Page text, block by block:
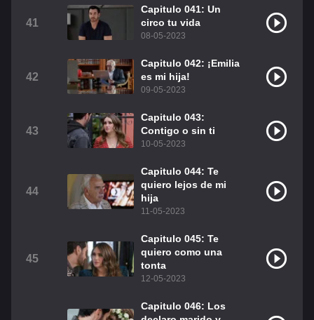
41
Capitulo 041: Un
circo tu vida
08-05-2023
42
Capitulo 042: ¡Emilia
es mi hija!
09-05-2023
43
Capitulo 043:
Contigo o sin ti
10-05-2023
44
Capitulo 044: Te
quiero lejos de mi
hija
11-05-2023
45
Capitulo 045: Te
quiero como una
tonta
12-05-2023
Capitulo 046: Los